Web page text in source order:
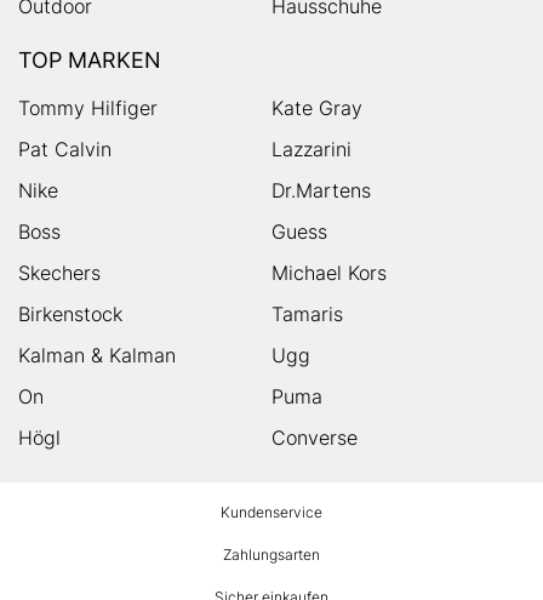
Outdoor
Hausschuhe
TOP MARKEN
Tommy Hilfiger
Kate Gray
Pat Calvin
Lazzarini
Nike
Dr.Martens
Boss
Guess
Skechers
Michael Kors
Birkenstock
Tamaris
Kalman & Kalman
Ugg
On
Puma
Högl
Converse
Kundenservice
Zahlungsarten